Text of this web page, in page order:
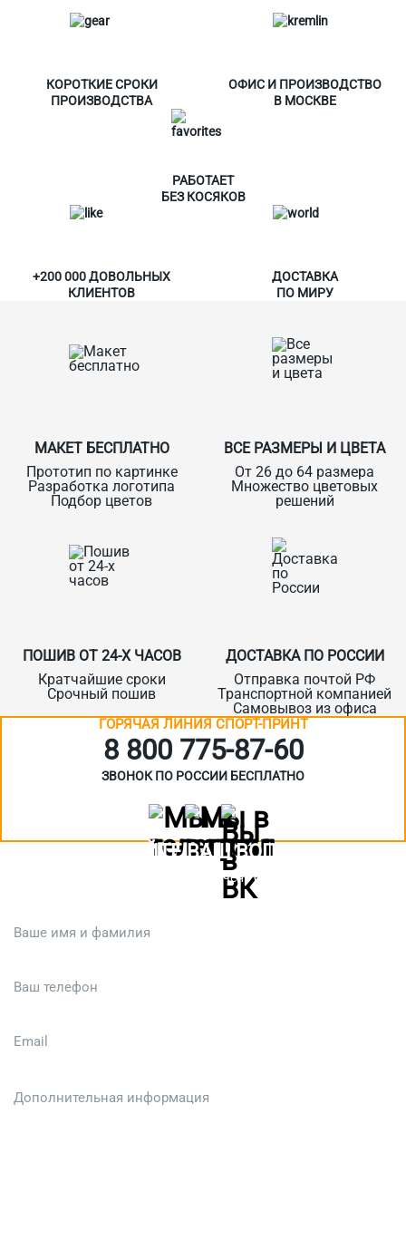
КОРОТКИЕ СРОКИ
ПРОИЗВОДСТВА
ОФИС И ПРОИЗВОДСТВО
В МОСКВЕ
РАБОТАЕТ
БЕЗ КОСЯКОВ
+200 000 ДОВОЛЬНЫХ
КЛИЕНТОВ
ДОСТАВКА
ПО МИРУ
МАКЕТ БЕСПЛАТНО
Прототип по картинке
Разработка логотипа
Подбор цветов
ВСЕ РАЗМЕРЫ И ЦВЕТА
От 26 до 64 размера
Множество цветовых
решений
ПОШИВ ОТ 24-Х ЧАСОВ
Кратчайшие сроки
Срочный пошив
ДОСТАВКА ПО РОССИИ
Отправка почтой РФ
Транспортной компанией
Самовывоз из офиса
ГОРЯЧАЯ ЛИНИЯ СПОРТ-ПРИНТ
8 800 775‑87-60
ЗВОНОК ПО РОССИИ БЕСПЛАТНО
ЗАДАЙТЕ ВАШ ВОПРОС
Или кратко опишите ситуацию. Мы очень быстро свяжемся с вами